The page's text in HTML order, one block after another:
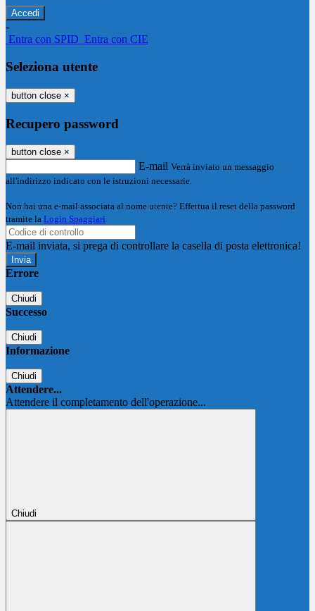
-
Entra con SPID Entra con CIE
Seleziona utente
button close ×
Recupero password
button close ×
E-mail Verrà inviato un messaggio
all'indirizzo indicato con le istruzioni necessarie.
Non hai una e-mail associata al nome utente? Effettua il reset della password
tramite la Login Spaggiari
E-mail inviata, si prega di controllare la casella di posta elettronica!
Errore
Chiudi
Successo
Chiudi
Informazione
Chiudi
Attendere...
Attendere il completamento dell'operazione...
Chiudi